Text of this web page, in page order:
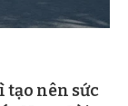
tạo nên sức